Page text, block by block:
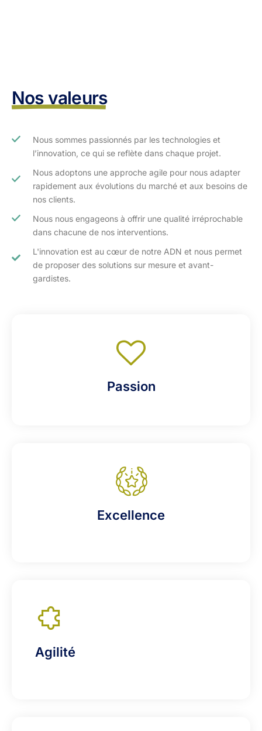
Nos valeurs
Nous sommes passionnés par les technologies et
l’innovation, ce qui se reflète dans chaque projet.
Nous adoptons une approche agile pour nous adapter
rapidement aux évolutions du marché et aux besoins de
nos clients.​
Nous nous engageons à offrir une qualité irréprochable
dans chacune de nos interventions.
L'innovation est au cœur de notre ADN et nous permet
de proposer des solutions sur mesure et avant-
gardistes.
Passion
Excellence
Agilité